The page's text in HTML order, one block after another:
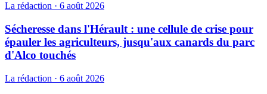
La rédaction · 6 août 2026
Sécheresse dans l'Hérault : une cellule de crise pour
épauler les agriculteurs, jusqu'aux canards du parc
d'Alco touchés
La rédaction · 6 août 2026